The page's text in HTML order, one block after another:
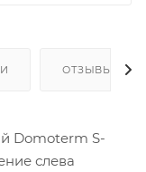
ОТЗЫВЫ
Domoterm S-
слева